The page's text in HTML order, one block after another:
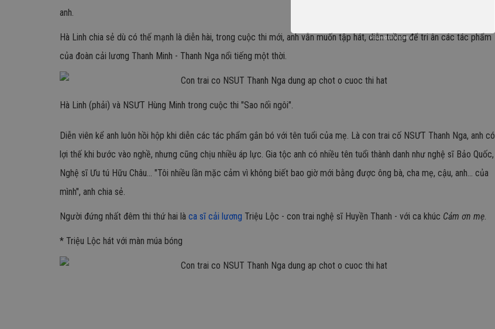
anh.
Hà Linh chia sẻ dù có thế mạnh là diễn hài, trong cuộc thi mới, anh vẫn muốn tập hát, diễn tuồng để tri ân các tác phẩm
của đoàn cải lương Thanh Minh - Thanh Nga nổi tiếng một thời.
Hà Linh (phải) và NSƯT Hùng Minh trong cuộc thi "Sao nối ngôi".
Diễn viên kể anh luôn hồi hộp khi diễn các tác phẩm gắn bó với tên tuổi của mẹ. Là con trai cố NSƯT Thanh Nga, anh có
lợi thế khi bước vào nghề, nhưng cũng chịu nhiều áp lực. Gia tộc anh có nhiều tên tuổi thành danh như nghệ sĩ Bảo Quốc,
Nghệ sĩ Ưu tú Hữu Châu... "Tôi nhiều lần mặc cảm vì không biết bao giờ mới bằng được ông bà, cha mẹ, cậu, anh... của
mình", anh chia sẻ.
Người đứng nhất đêm thi thứ hai là ca sĩ cải lương Triệu Lộc - con trai nghệ sĩ Huyền Thanh - với ca khúc Cảm ơn mẹ.
* Triệu Lộc hát với màn múa bóng
Powered bynetcore.vn